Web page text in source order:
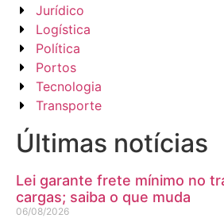
Jurídico
Logística
Política
Portos
Tecnologia
Transporte
Últimas notícias
Lei garante frete mínimo no
cargas; saiba o que muda
06/08/2026